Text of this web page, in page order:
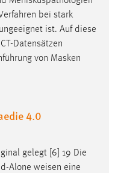
bei stark
ist. Auf diese
Datensätzen
von Masken
4.0
gelegt [6] 19 Die
Alone weisen eine